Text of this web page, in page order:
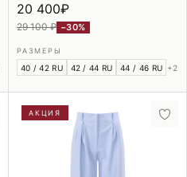
20 400₽
29 100 ₽ −30%
РАЗМЕРЫ
40 / 42 RU 42 / 44 RU 44 / 46 RU +2
АКЦИЯ